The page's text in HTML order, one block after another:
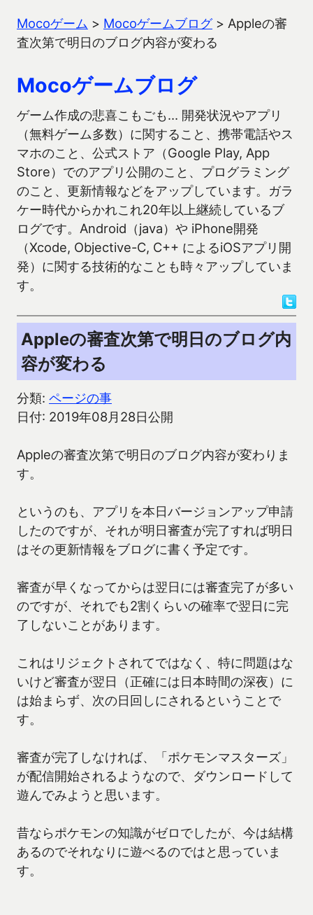
Mocoゲーム > Mocoゲームブログ> Appleの審
査次第で明日のブログ内容が変わる
Mocoゲームブログ
ゲーム作成の悲喜こもごも… 開発状況やアプリ
（無料ゲーム多数）に関すること、携帯電話やス
マホのこと、公式ストア（Google Play, App
Store）でのアプリ公開のこと、プログラミング
のこと、更新情報などをアップしています。ガラ
ケー時代からかれこれ20年以上継続しているブ
ログです。Android（java）や iPhone開発
（Xcode, Objective-C, C++ によるiOSアプリ開
発）に関する技術的なことも時々アップしていま
す。
Appleの審査次第で明日のブログ内
容が変わる
分類: ページの事
日付: 2019年08月28日公開
Appleの審査次第で明日のブログ内容が変わりま
す。
というのも、アプリを本日バージョンアップ申請
したのですが、それが明日審査が完了すれば明日
はその更新情報をブログに書く予定です。
審査が早くなってからは翌日には審査完了が多い
のですが、それでも2割くらいの確率で翌日に完
了しないことがあります。
これはリジェクトされてではなく、特に問題はな
いけど審査が翌日（正確には日本時間の深夜）に
は始まらず、次の日回しにされるということで
す。
審査が完了しなければ、「ポケモンマスターズ」
が配信開始されるようなので、ダウンロードして
遊んでみようと思います。
昔ならポケモンの知識がゼロでしたが、今は結構
あるのでそれなりに遊べるのではと思っていま
す。